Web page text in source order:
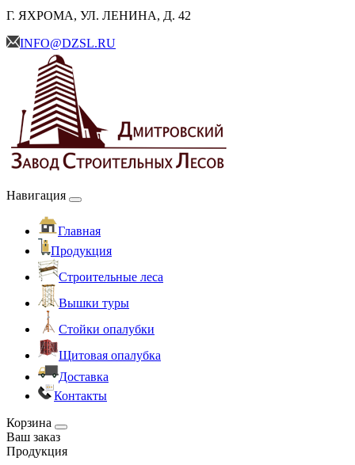
Г. ЯХРОМА, УЛ. ЛЕНИНА, Д. 42
INFO@DZSL.RU
Навигация
Главная
Продукция
Cтроительные леса
Вышки туры
Стойки опалубки
Щитовая опалубка
Доставка
Контакты
Корзина
Ваш заказ
Продукция